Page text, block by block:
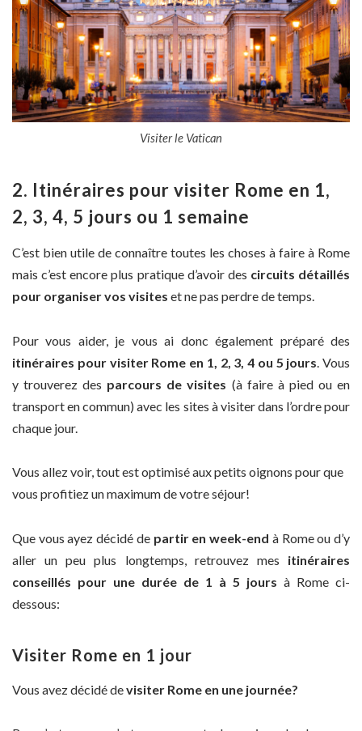
Visiter le Vatican
2. Itinéraires pour visiter Rome en 1,
2, 3, 4, 5 jours ou 1 semaine
C’est bien utile de connaître toutes les choses à faire à Rome
mais c’est encore plus pratique d’avoir des circuits détaillés
pour organiser vos visites et ne pas perdre de temps.
Pour vous aider, je vous ai donc également préparé des
itinéraires pour visiter Rome en 1, 2, 3, 4 ou 5 jours . Vous
y trouverez des parcours de visites (à faire à pied ou en
transport en commun) avec les sites à visiter dans l’ordre pour
chaque jour.
Vous allez voir, tout est optimisé aux petits oignons pour que
vous profitiez un maximum de votre séjour!
Que vous ayez décidé de partir en week-end à Rome ou d’y
aller un peu plus longtemps, retrouvez mes itinéraires
conseillés pour une durée de 1 à 5 jours à Rome ci-
dessous:
Visiter Rome en 1 jour
Vous avez décidé devisiter Rome en une journée?